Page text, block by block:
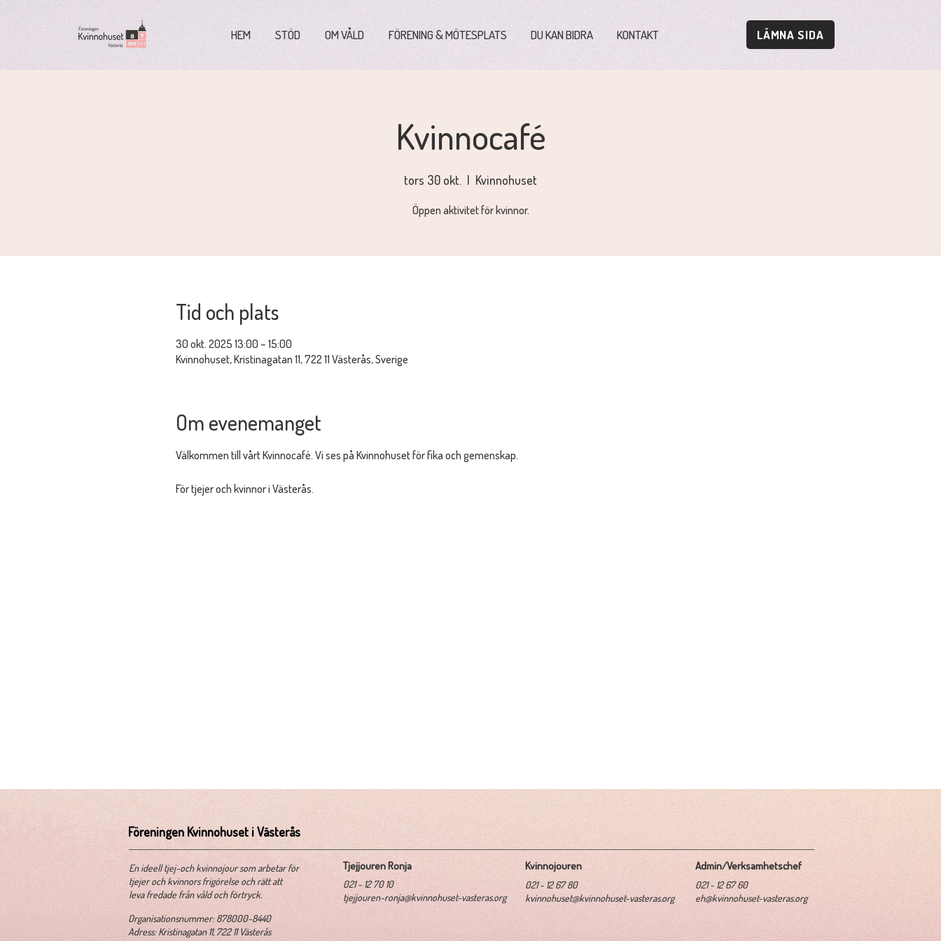
HEM STÖD OM VÅLD FÖRENING & MÖTESPLATS DU KAN BIDRA KONTAKT LÄMNA SIDA
Kvinnocafé
tors 30 okt.
  |
Kvinnohuset
Öppen aktivitet för kvinnor.
Tid och plats
30 okt. 2025 13:00 – 15:00
Kvinnohuset, Kristinagatan 11, 722 11 Västerås, Sverige
Om evenemanget
Välkommen till vårt Kvinnocafé. Vi ses på Kvinnohuset för fika och gemenskap.
För tjejer och kvinnor i Västerås.
Föreningen Kvinnohuset i Västerås
​En ideell tjej-och kvinnojour som arbetar för
tjejer och kvinnors frigörelse och rätt att
leva fredade från våld och förtryck.
Tjejjouren Ronja
021 - 12 70 10
tjejjouren-ronja@kvinnohuset-vasteras.org
Kvinnojouren
021 - 12 67 80
kvinnohuset@kvinnohuset-vasteras.org
Admin/Verksamhetschef
021 - 12 67 60
eh@kvinnohuset-vasteras.org
​Organisationsnummer: 878000-8440
Adress: Kristinagatan 11, 722 11 Västerås